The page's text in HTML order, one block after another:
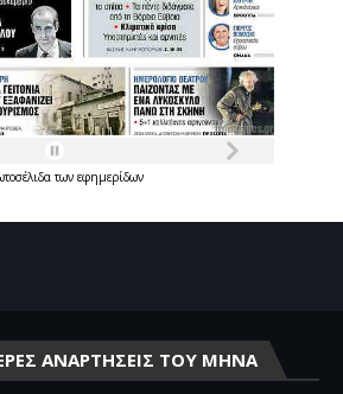
των εφημερίδων
ΑΝΑΡΤΗΣΕΙΣ ΤΟΥ ΜΗΝΑ